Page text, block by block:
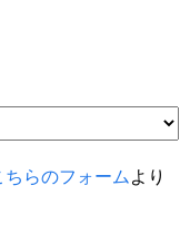
ちらのフォーム より